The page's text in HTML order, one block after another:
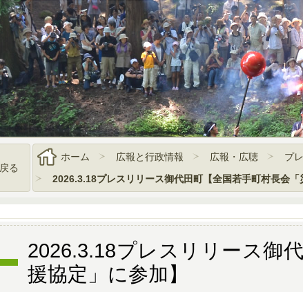
戻る
ホーム 広報と行政情報 広報・広聴
プ
2026.3.18プレスリリース御代田町【全国若手町村長会「
2026.3.18プレスリリース御
援協定」に参加】